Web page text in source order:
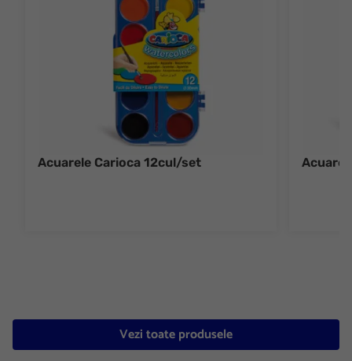
Acuarele Carioca 12cul/set
Vezi toate produsele